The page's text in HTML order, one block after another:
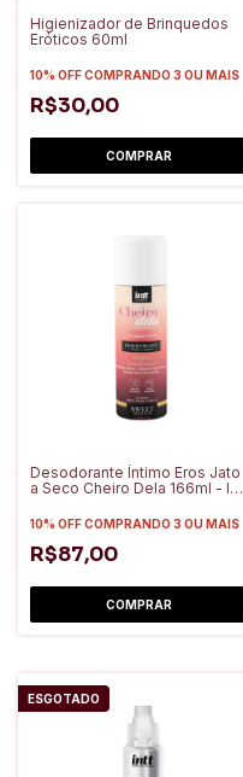
Higienizador de Brinquedos
Eróticos 60ml
10% OFFCOMPRANDO 3 OU MAIS
R$30,00
Desodorante Íntimo Eros Jato
a Seco Cheiro Dela 166ml - Intt
10% OFFCOMPRANDO 3 OU MAIS
R$87,00
ESGOTADO